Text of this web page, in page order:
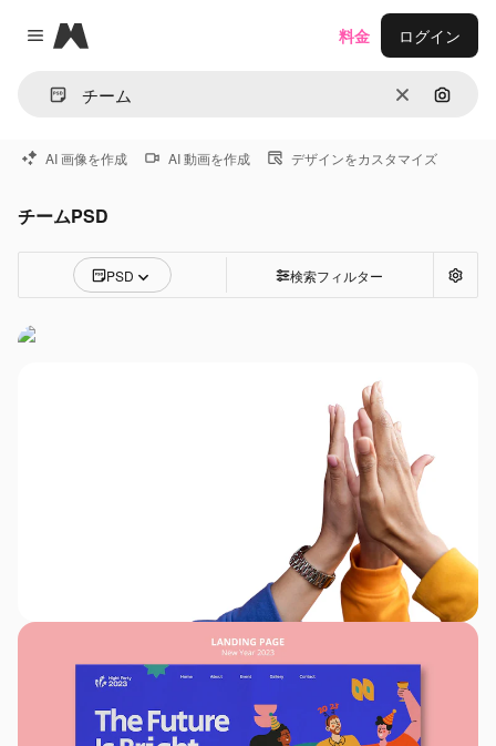
Close menu
Magnific
消去 画像で
料金 ログイン
AI 画像を作成 AI 動画を作成 デザインをカスタマイズ
チームPSD
PSD 検索フィルター